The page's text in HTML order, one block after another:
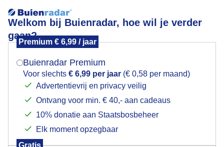
Welkom bij Buienradar, hoe wil je verder
gaan?
Premium € 6,99 / jaar
Buienradar Premium
Voor slechts € 6,99 per jaar (€ 0,58 per maand)
Advertentievrij en privacy veilig
Ontvang voor min. € 40,- aan cadeaus
10% donatie aan Staatsbosbeheer
Elk moment opzegbaar
Gratis
Goedemorgen
Mogen we je locatie gebruiken voor het
Indien je hier nog geen akkoord op hebt gegeven,
verschijnt er zo een pop-up uit je browser waarin